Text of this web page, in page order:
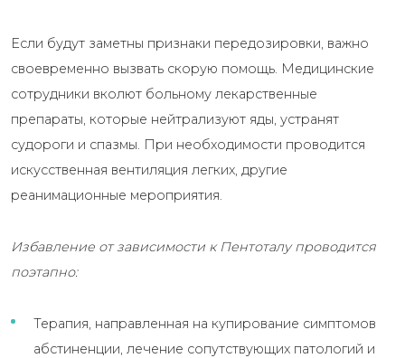
Если будут заметны признаки передозировки, важно
своевременно вызвать скорую помощь. Медицинские
сотрудники вколют больному лекарственные
препараты, которые нейтрализуют яды, устранят
судороги и спазмы. При необходимости проводится
искусственная вентиляция легких, другие
реанимационные мероприятия.
Избавление от зависимости к Пентоталу проводится
поэтапно:
Терапия, направленная на купирование симптомов
абстиненции, лечение сопутствующих патологий и